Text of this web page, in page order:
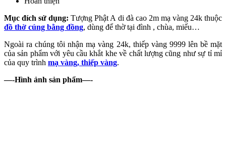
Mục đích sử dụng: Tượng Phật A di đà cao 2m mạ vàng 24k thuộc
đồ thờ cúng bằng đồng, dùng để thờ tại đình , chùa, miếu…
Ngoài ra chúng tôi nhận mạ vàng 24k, thiếp vàng 9999 lên bề mặt
của sản phẩm với yêu cầu khắt khe về chất lượng cũng như sự tỉ mỉ
của quy trình mạ vàng, thiếp vàng.
—-Hình ảnh sản phẩm—-